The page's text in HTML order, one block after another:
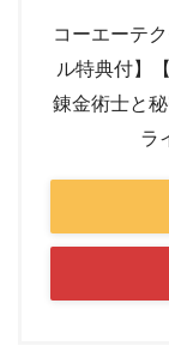
コーエーテ
ル特典付】
錬金術士と
ラ